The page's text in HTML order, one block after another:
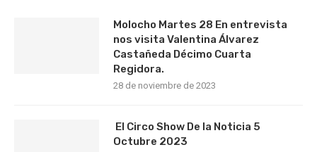
Molocho Martes 28 En entrevista
nos visita Valentina Álvarez
Castañeda Décimo Cuarta
Regidora.
28 de noviembre de 2023
El Circo Show De la Noticia 5
Octubre 2023